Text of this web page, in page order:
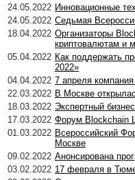
24.05.2022 Инновационные
24.05.2022 Седьмая
18.04.2022 Организаторы
криптовалютам и
05.04.2022 Как поддержать
2022»
04.04.2022 7 апреля
22.03.2022 В Москве
18.03.2022 Экспертный
17.03.2022 Форум Blockchain
01.03.2022 Всероссийский
Москве
09.02.2022 Анонсирована
03.02.2022 17 февраля в